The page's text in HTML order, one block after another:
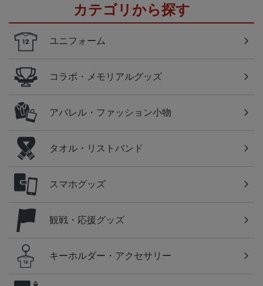
カテゴリから探す
ユニフォーム
コラボ・メモリアルグッズ
アパレル・ファッション小物
タオル・リストバンド
スマホグッズ
観戦・応援グッズ
キーホルダー・アクセサリー